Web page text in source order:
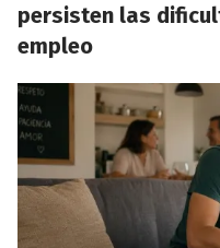
persisten las
empleo